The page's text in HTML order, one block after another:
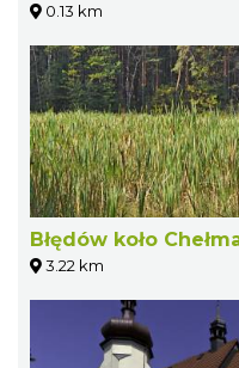
0.13 km
Błędów koło
3.22 km